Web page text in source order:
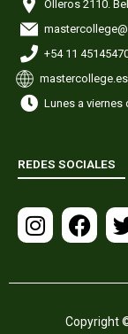
Olleros 2110.
+54 11
Lunes a viernes
REDES SOCIALES
I
n
s
a
F
a
c
b
o
i
Copyright